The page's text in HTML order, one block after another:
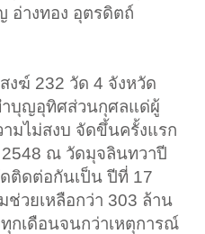
อ่างทอง อุตรดิตถ์
ฆ์ 232 วัด 4 จังหวัด
บุญอุทิศส่วนกุศลแด่ผู้
มไม่สงบ จัดขึ้นครั้งแรก
ณ วัดมุจลินทวาปี
ติดต่อกันเป็น ปีที่ 17
ช่วยเหลือกว่า 303 ล้าน
กเดือนจนกว่าเหตุการณ์